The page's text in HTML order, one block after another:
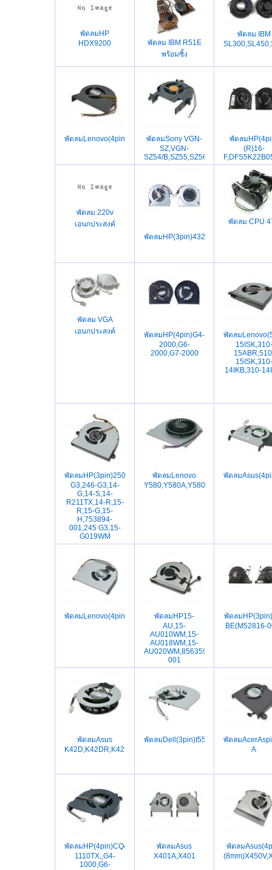
พัดลมHP
HDX9200
พัดลม IBM R51E
พร้อมซิ้ง
พัดลม IBM
พัดลมLenovo(4pin)Z470,Z475,Z360,Z370A,Z370G,G360,
พัดลมSony VGN-
SZ,VGN-
SZ54/
พัดลม
(R)16-
พัดลม 220v
เอนกประสงค์
พัดลม
พัดลม CPU
พัดลม VGA
เอนกประสงค์
พัดลมHP(4pin)G4-
2000,G6-
2000,G7-2000
พัดลม
15ISK,310-
15ISK,310-
14IKB,310-
พัดลมHP(3pin)250-
G3,246-G3,14-
G,14-S,14-
R211TX,14-R,15-
R,15-G,15-
H,753894-
001,245 G3,15-
G019WM
พัดลมLenovo
Y580,Y580A,Y580M,Y580N,Y580NT
พัดลม
พัดลม
พัดลมHP15-
AU,15-
AU010WM,15-
AU018WM,15-
AU020WM,856359-
001
พัดลม
BE(M52816-
พัดลมAsus
K42D,K42DR,K42DE,K42N,X42D,A42D,X42J,X42E
พัดลมDell(3pin)I5520,3560,V3560
พัดลม
A
พัดลมHP(4pin)CQ42,HPG4,HP1000,HP2000,G4-
1110TX,,G4-
1000,G6-
พัดลมAsus
X401A,X401
พัดลม